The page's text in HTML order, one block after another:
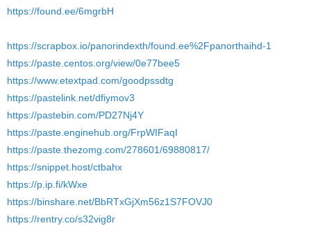
https://found.ee/6mgrbH
https://scrapbox.io/panorindexth/found.ee%2Fpanorthaihd-1
https://paste.centos.org/view/0e77bee5
https://www.etextpad.com/goodpssdtg
https://pastelink.net/dfiymov3
https://pastebin.com/PD27Nj4Y
https://paste.enginehub.org/FrpWIFaqI
https://paste.thezomg.com/278601/69880817/
https://snippet.host/ctbahx
https://p.ip.fi/kWxe
https://binshare.net/BbRTxGjXm56z1S7FOVJ0
https://rentry.co/s32vig8r